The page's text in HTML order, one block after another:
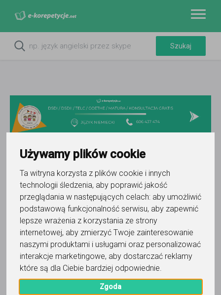
Używamy plików cookie
Ta witryna korzysta z plików cookie i innych
technologii śledzenia, aby poprawić jakość
przeglądania w następujących celach: aby umożliwić
podstawową funkcjonalność serwisu, aby zapewnić
lepsze wrażenia z korzystania ze strony
internetowej, aby zmierzyć Twoje zainteresowanie
naszymi produktami i usługami oraz personalizować
interakcje marketingowe, aby dostarczać reklamy
które są dla Ciebie bardziej odpowiednie.
Zgoda
Do ulubionych
Oznacz wystąpienie kontaktu
Justyna Sasim